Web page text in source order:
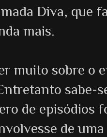
Diva, que
mais.
muito sobre o
sabe-
de episódios
de